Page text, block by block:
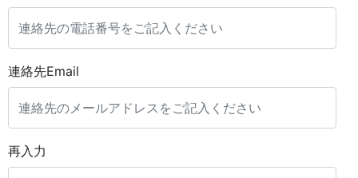
連絡先Email
再入力